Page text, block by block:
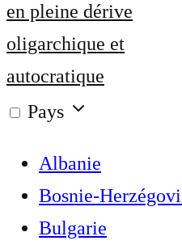
en pleine dérive
oligarchique et
autocratique
Pays
Albanie
Bosnie-
Bulgarie